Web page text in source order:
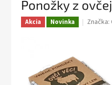
Ponožky z
Akcia Novinka Značka: